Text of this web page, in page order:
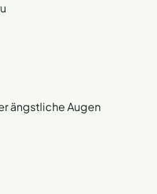
ängstliche Augen